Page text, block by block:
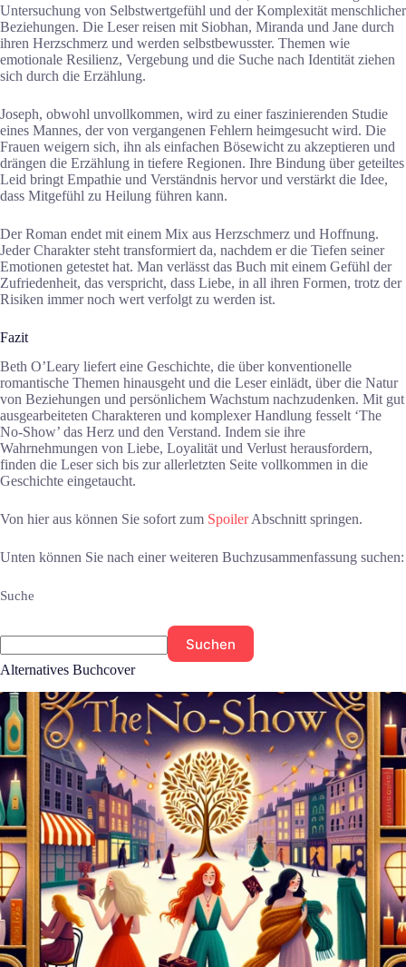
Untersuchung von Selbstwertgefühl und der Komplexität menschlicher
Beziehungen. Die Leser reisen mit Siobhan, Miranda und Jane durch
ihren Herzschmerz und werden selbstbewusster. Themen wie
emotionale Resilienz, Vergebung und die Suche nach Identität ziehen
sich durch die Erzählung.
Joseph, obwohl unvollkommen, wird zu einer faszinierenden Studie
eines Mannes, der von vergangenen Fehlern heimgesucht wird. Die
Frauen weigern sich, ihn als einfachen Bösewicht zu akzeptieren und
drängen die Erzählung in tiefere Regionen. Ihre Bindung über geteiltes
Leid bringt Empathie und Verständnis hervor und verstärkt die Idee,
dass Mitgefühl zu Heilung führen kann.
Der Roman endet mit einem Mix aus Herzschmerz und Hoffnung.
Jeder Charakter steht transformiert da, nachdem er die Tiefen seiner
Emotionen getestet hat. Man verlässt das Buch mit einem Gefühl der
Zufriedenheit, das verspricht, dass Liebe, in all ihren Formen, trotz der
Risiken immer noch wert verfolgt zu werden ist.
Fazit
Beth O’Leary liefert eine Geschichte, die über konventionelle
romantische Themen hinausgeht und die Leser einlädt, über die Natur
von Beziehungen und persönlichem Wachstum nachzudenken. Mit gut
ausgearbeiteten Charakteren und komplexer Handlung fesselt ‘The
No-Show’ das Herz und den Verstand. Indem sie ihre
Wahrnehmungen von Liebe, Loyalität und Verlust herausfordern,
finden die Leser sich bis zur allerletzten Seite vollkommen in die
Geschichte eingetaucht.
Von hier aus können Sie sofort zum SpoilerAbschnitt springen.
Unten können Sie nach einer weiteren Buchzusammenfassung suchen:
Suche
Suchen
Alternatives Buchcover